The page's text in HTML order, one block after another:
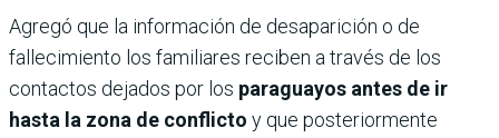
Agregó que la información de desaparición o de
fallecimiento los familiares reciben a través de los
contactos dejados por los paraguayos antes de ir
hasta la zona de conflicto y que posteriormente